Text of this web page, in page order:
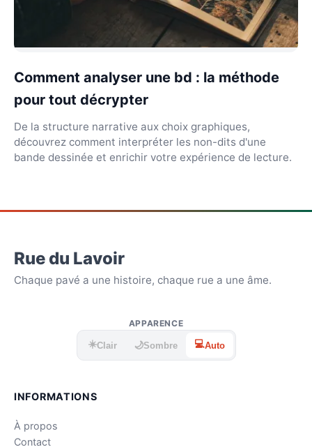
Comment analyser une bd : la méthode
pour tout décrypter
De la structure narrative aux choix graphiques,
découvrez comment interpréter les non-dits d'une
bande dessinée et enrichir votre expérience de lecture.
Rue du Lavoir
Chaque pavé a une histoire, chaque rue a une âme.
APPARENCE
☀️Clair 🌙Sombre 💻Auto
INFORMATIONS
À propos
Contact